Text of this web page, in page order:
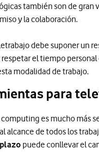
también son de gran
y la colaboración.
debe suponer un
respetar el tiempo
modalidad de trabajo.
para
es mucho más
alcance de todos los
puede conllevar el